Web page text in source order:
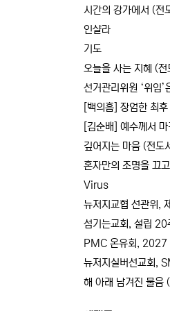
시간의 강가에서 (전
인샬라
기도
오늘을 사는 지혜 (
선거관리위원 ‘위임’
[백의흠] 장엄한 최후
[김순배] 예수께서
깊어지는 마음 (전도
혼자만의 조명을 끄
Virus
해 아래 남겨진 물음